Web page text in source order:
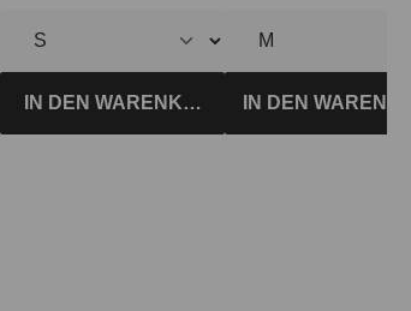
IN DEN WARENKORB IN DEN